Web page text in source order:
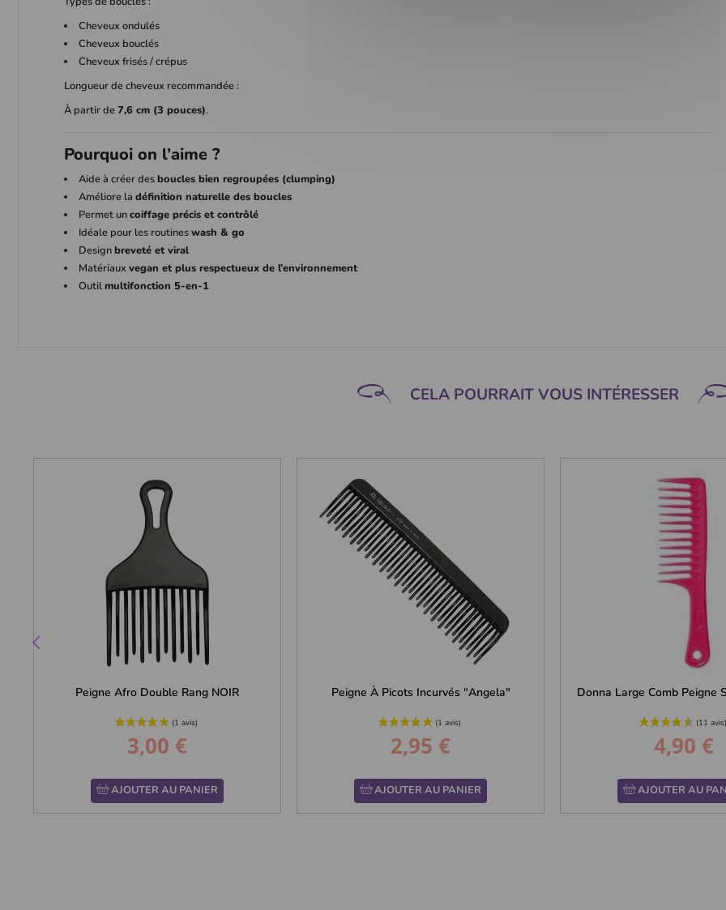
Cheveux ondulés
Cheveux bouclés
Cheveux frisés / crépus
Longueur de cheveux recommandée :
À partir de7,6 cm (3 pouces).
Pourquoi on l’aime ?
Aide à créer desboucles bien regroupées (clumping)
Améliore la définition naturelle des boucles
Permet uncoiffage précis et contrôlé
Idéale pour les routineswash & go
Designbreveté et viral
Matériaux vegan et plus respectueux de l’environnement
Outilmultifonction 5-en-1
CELA POURRAIT VOUS INTÉRESSER
Peigne Afro Double Rang NOIR
Prix
3,00 €
AJOUTER AU PANIER
Peigne À Picots Incurvés "Angela"
Prix
2,95 €
AJOUTER AU PANIER
Donna Large Comb Peigne
Prix
4,90 €
AJOUTER AU